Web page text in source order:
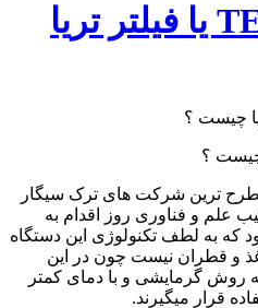
سیگار ترا TEREA یا فیلتر تریا
ترین شرکت های ترک سیگار
علم و فناوری روز اقدام به
که به لطف تکنولوژی این دستگاه
و قطران نیست چون در این
گرمایشی و با دمای کمتر